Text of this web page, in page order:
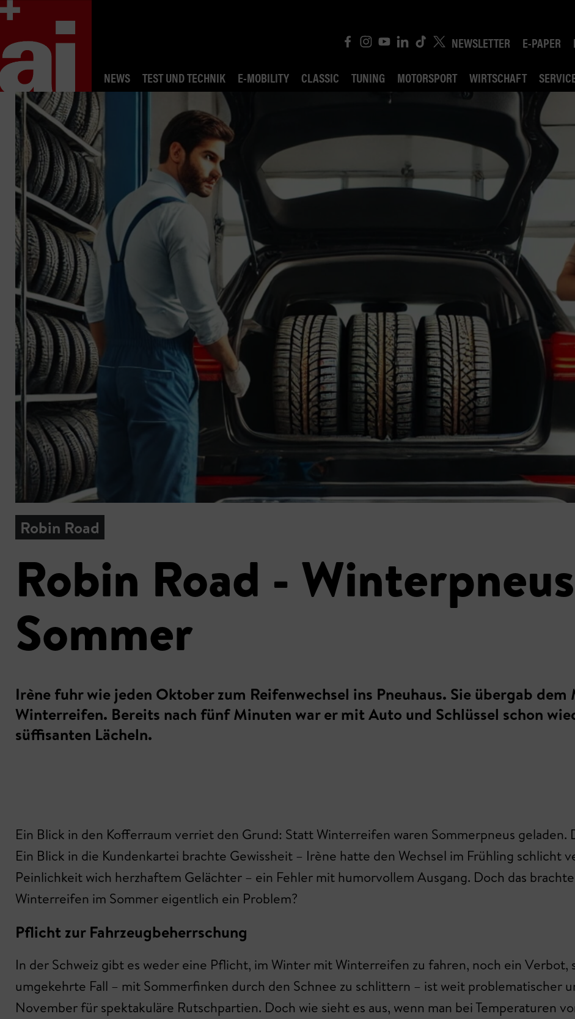
NEWSLETTER E-PAPER
NEWS
TEST UND TECHNIK E-MOBILITY CLASSIC TUNING MOTORSPORT WIRTSCHAFT
AI
Robin Road
Robin Road -
Sommer
Irène fuhr wie jeden Oktober zum Reifenwechsel ins Pneuhaus. Sie übergab
Winterreifen. Bereits nach fünf Minuten war er mit Auto und Schlüssel schon
süffisanten Lächeln.
Ein Blick in den Kofferraum verriet den Grund: Statt Winterreifen waren Sommerpneus
Ein Blick in die Kundenkartei brachte Gewissheit – Irène hatte den Wechsel im Frühling schlicht
Peinlichkeit wich herzhaftem Gelächter – ein Fehler mit humorvollem Ausgang. Doch das
Winterreifen im Sommer eigentlich ein Problem?
Pflicht zur Fahrzeugbeherrschung
In der Schweiz gibt es weder eine Pflicht, im Winter mit Winterreifen zu fahren, noch ein Verbot,
umgekehrte Fall – mit Sommerfinken durch den Schnee zu schlittern – ist weit problematischer
November für spektakuläre Rutschpartien. Doch wie sieht es aus, wenn man bei Temperaturen